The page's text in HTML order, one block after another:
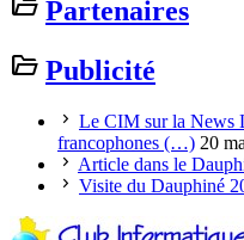
Partenaires
folder_open Publicité
chevron_right Le CIM sur la News
francophones (…) 20
chevron_right Article dans le
chevron_right Visite du Dauphiné